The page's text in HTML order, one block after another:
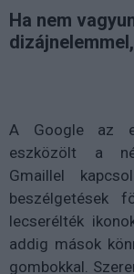
Ha nem
A Google az
eszközölt a
Gmaillel
beszélgetések
lecserélték
addig mások
gombokkal.